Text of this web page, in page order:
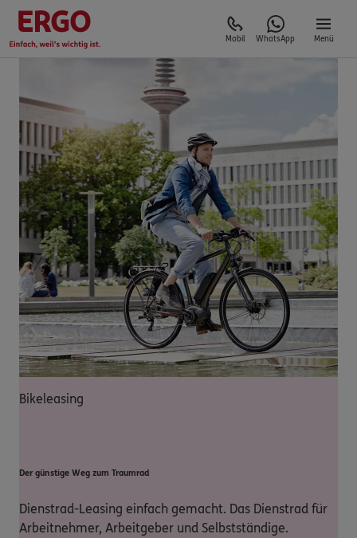
Mobil WhatsApp Menü
Bikeleasing
Der günstige Weg zum Traumrad
Dienstrad-Leasing einfach gemacht. Das Dienstrad für
Arbeitnehmer, Arbeitgeber und Selbstständige.